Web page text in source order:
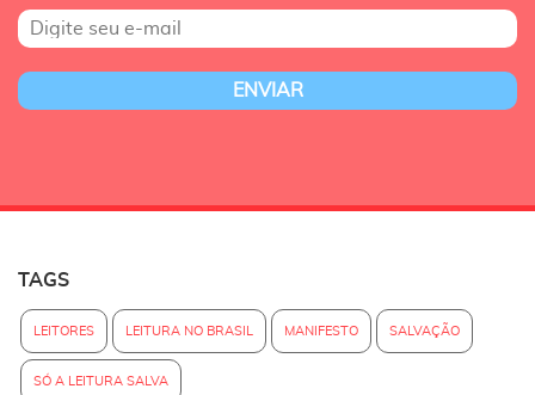
TAGS
LEITORES LEITURA NO BRASIL MANIFESTO SALVAÇÃO
SÓ A LEITURA SALVA